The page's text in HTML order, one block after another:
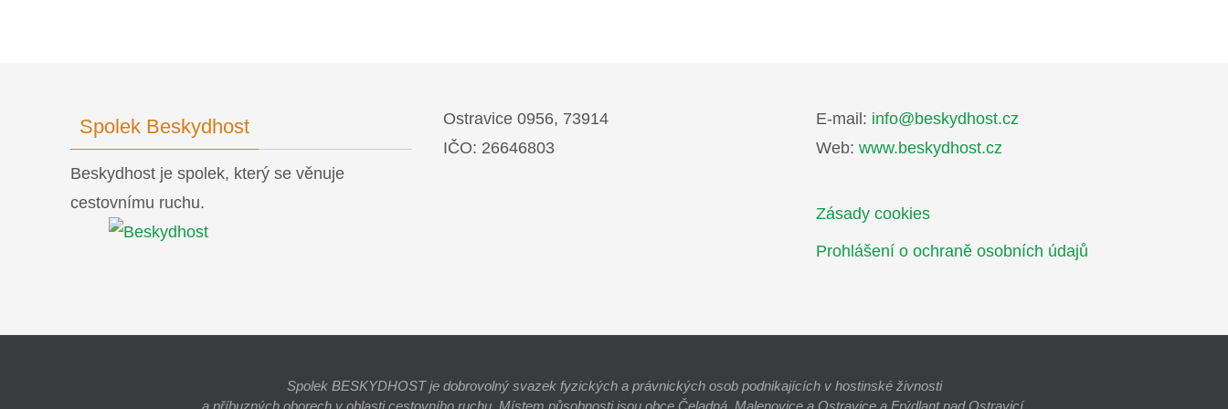
Spolek Beskydhost
Beskydhost je spolek, který se věnuje
cestovnímu ruchu.
Ostravice 0956, 73914
IČO: 26646803
E-mail: info@beskydhost.cz
Web: www.beskydhost.cz
Zásady cookies
Prohlášení o ochraně osobních údajů
Spolek BESKYDHOST je dobrovolný svazek fyzických a právnických osob podnikajících v hostinské živnosti
a příbuzných oborech v oblasti cestovního ruchu. Místem působnosti jsou obce Čeladná, Malenovice a Ostravice a Frýdlant nad Ostravicí.